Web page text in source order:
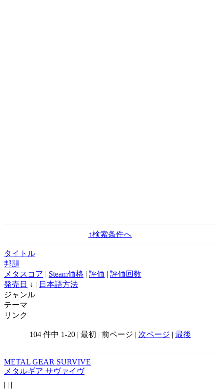
↑検索条件へ
タイトル
邦題
メタスコア | Steam価格 | 評価 | 評価回数
発売日 ↓ | 日本語方法
ジャンル
テーマ
リンク
104 件中 1-20 | 最初 | 前ページ | 次ページ | 最後
METAL GEAR SURVIVE
メタルギア サヴァイヴ
| | |